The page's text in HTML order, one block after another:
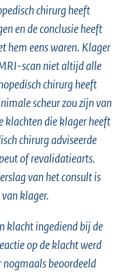
chirurg heeft
en de conclusie heeft
hem eens waren. Klager
scan niet altijd alle
chirurg heeft
scheur zou zijn van
klachten die klager heeft
chirurg adviseerde
of revalidatiearts.
van het consult is
klager.
klacht ingediend bij de
op de klacht werd
beoordeeld